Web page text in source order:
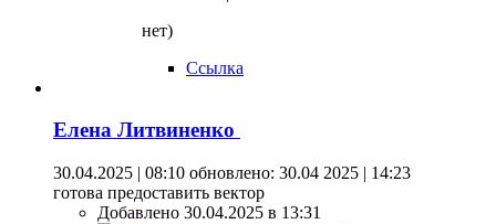
нет)
Ссылка
Елена Литвиненко
30.04.2025 | 08:10 обновлено: 30.04 2025 | 14:23
готова предоставить вектор
Добавлено 30.04.2025 в 13:31